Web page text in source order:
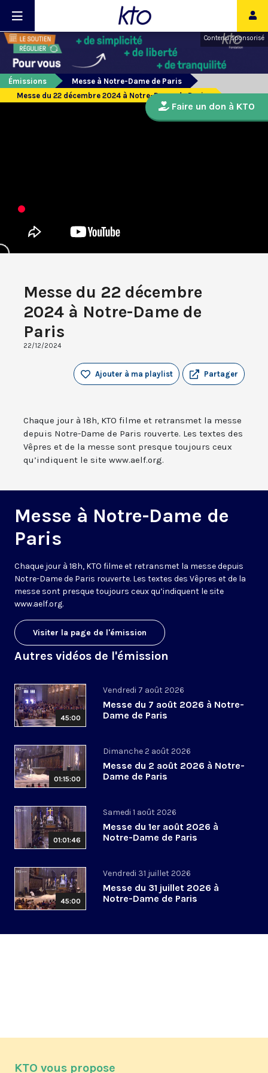
Contenu sponsorisé
Émissions
Messe à Notre-Dame de Paris
Messe du 22 décembre 2024 à Notre-Dame de Paris
Messe du 22 décembre
2024 à Notre-Dame de
Paris
22/12/2024
Partager
Ajouter à ma playlist
Chaque jour à 18h, KTO filme et retransmet la messe
depuis Notre-Dame de Paris rouverte. Les textes des
Vêpres et de la messe sont presque toujours ceux
qu’indiquent le site www.aelf.org.
Messe à Notre-Dame de
Paris
Chaque jour à 18h, KTO filme et retransmet la messe depuis
Notre-Dame de Paris rouverte. Les textes des Vêpres et de la
messe sont presque toujours ceux qu’indiquent le site
www.aelf.org.
Visiter la page de l'émission
Autres vidéos de l'émission
45:00
Vendredi 7 août 2026
Messe du 7 août 2026 à Notre-
Dame de Paris
01:15:00
Dimanche 2 août 2026
Messe du 2 août 2026 à Notre-
Dame de Paris
01:01:46
Samedi 1 août 2026
Messe du 1er août 2026 à
Notre-Dame de Paris
45:00
Vendredi 31 juillet 2026
Messe du 31 juillet 2026 à
Notre-Dame de Paris
Faire un don à KTO
KTO vous propose